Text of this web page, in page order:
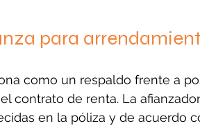
para
como un respaldo frente a
contrato de renta. La
en la póliza y de acuerdo